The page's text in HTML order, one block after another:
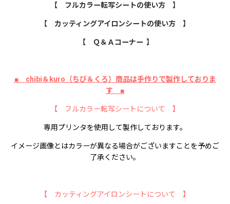
【 フルカラー転写シートの使い方 】
【 カッティングアイロンシートの使い方 】
【 Ｑ＆Ａコーナー 】
■ chibi＆kuro（ちび＆くろ）商品は手作りで製作しておりま
す ■
【 フルカラー転写シートについて 】
専用プリンタを使用して製作しております。
イメージ画像とはカラーが異なる場合がございますことを予めご
了承ください。
【 カッティングアイロンシートについて 】